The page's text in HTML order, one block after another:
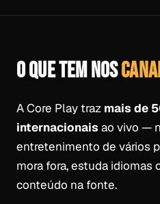
O QUE TEM NOS
A Core Play traz mais de
internacionais ao vivo —
entretenimento de vários
mora fora, estuda idiomas
conteúdo na fonte.